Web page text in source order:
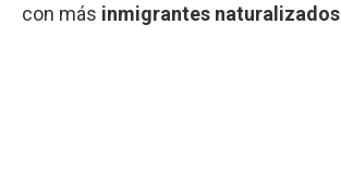
con más inmigrantes naturalizados